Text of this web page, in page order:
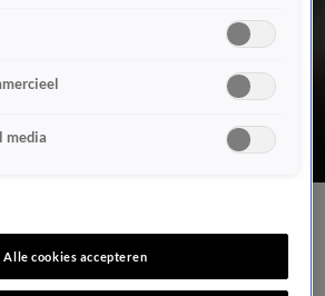
laat Senesi niet
gaan
media
Alle cookies accepteren